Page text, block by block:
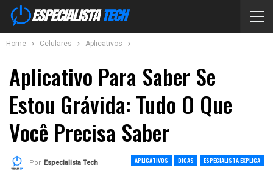
Home Celulares Aplicativos
Aplicativo Para Saber Se
Estou Grávida: Tudo O Que
Você Precisa Saber
APLICATIVOS DICAS ESPECIALISTA EXPLICA
Por Especialista Tech